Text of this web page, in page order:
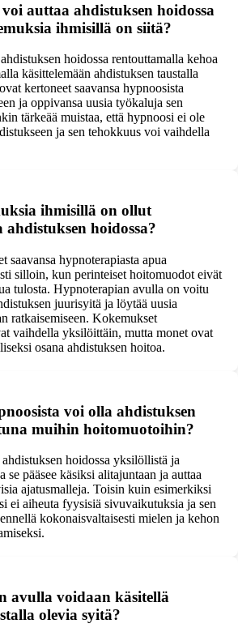
auttaa ahdistuksen hoidossa
ihmisillä on siitä?
hoidossa rentouttamalla kehoa
käsittelemään ahdistuksen taustalla
kertoneet saavansa hypnoosista
ja oppivansa uusia työkaluja sen
tärkeää muistaa, että hypnoosi ei ole
ja sen tehokkuus voi vaihdella
ihmisillä on ollut
hoidossa?
saavansa hypnoterapiasta apua
silloin, kun perinteiset hoitomuodot eivät
tulosta. Hypnoterapian avulla on voitu
juurisyitä ja löytää uusia
ratkaisemiseen. Kokemukset
vaihdella yksilöittäin, mutta monet ovat
osana ahdistuksen hoitoa.
voi olla ahdistuksen
muihin hoitomuotoihin?
hoidossa yksilöllistä ja
se pääsee käsiksi alitajuntaan ja auttaa
ajatusmalleja. Toisin kuin esimerkiksi
ei aiheuta fyysisiä sivuvaikutuksia ja sen
kokonaisvaltaisesti mielen ja kehon
avulla voidaan käsitellä
olevia syitä?